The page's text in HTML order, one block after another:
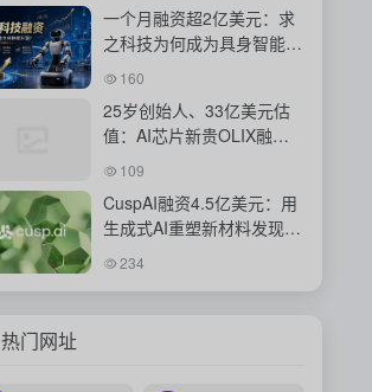
一个月融资超2亿美元：求
之科技为何成为具身智能资
本新宠？
160
25岁创始人、33亿美元估
值：AI芯片新贵OLIX融资
背后的豪赌
109
CuspAI融资4.5亿美元：用
生成式AI重塑新材料发现与
工业研发体系
234
热门网址